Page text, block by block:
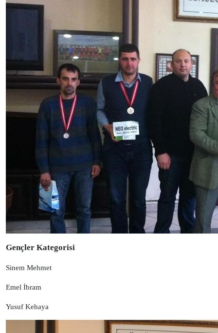
Gençler Kategorisi
Sinem Mehmet
Emel İbram
Yusuf Kehaya